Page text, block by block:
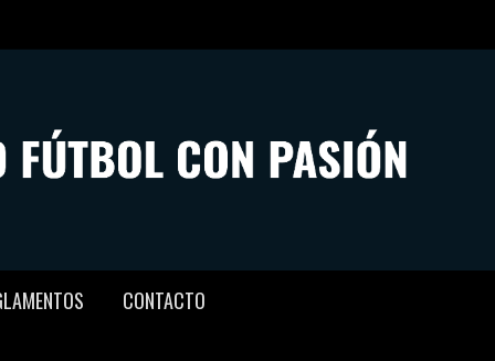
CONTACTO